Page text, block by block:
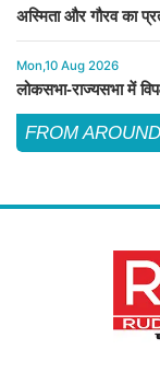
अस्मिता और गौरव का
Mon,10 Aug 2026
लोकसभा-राज्यसभा में
FROM